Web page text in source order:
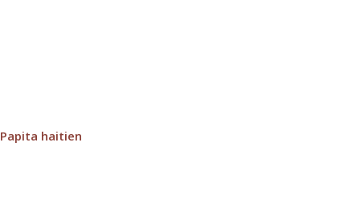
Papita haitien